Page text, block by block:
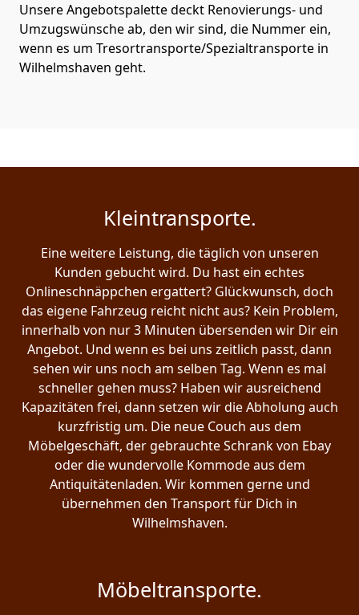
Unsere Angebotspalette deckt Renovierungs- und
Umzugswünsche ab, den wir sind, die Nummer ein,
wenn es um Tresortransporte/Spezialtransporte in
Wilhelmshaven geht.
Kleintransporte.
Eine weitere Leistung, die täglich von unseren
Kunden gebucht wird. Du hast ein echtes
Onlineschnäppchen ergattert? Glückwunsch, doch
das eigene Fahrzeug reicht nicht aus? Kein Problem,
innerhalb von nur 3 Minuten übersenden wir Dir ein
Angebot. Und wenn es bei uns zeitlich passt, dann
sehen wir uns noch am selben Tag. Wenn es mal
schneller gehen muss? Haben wir ausreichend
Kapazitäten frei, dann setzen wir die Abholung auch
kurzfristig um. Die neue Couch aus dem
Möbelgeschäft, der gebrauchte Schrank von Ebay
oder die wundervolle Kommode aus dem
Antiquitätenladen. Wir kommen gerne und
übernehmen den Transport für Dich in
Wilhelmshaven.
Möbeltransporte.